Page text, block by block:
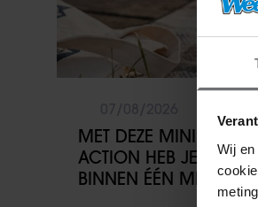
Wij en
MET DEZE MINI
ACTION HEB JE JE
BINNEN ÉÉN MINUUT